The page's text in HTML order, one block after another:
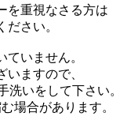
を重視なさる方は
ださい。
ていません。
ますので、
洗いをして下さい。
場合があります。